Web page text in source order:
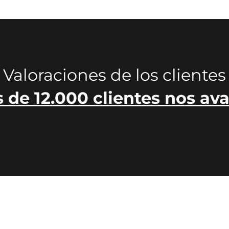
Valoraciones de los clientes
de 12.000 clientes nos